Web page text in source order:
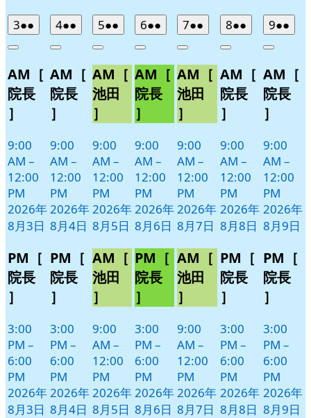
32026
年
月
3
日
●●
件
イ
ベ
Close
AM［
院長
］
9:00
AM –
12:00
PM
2026年
8月3日
PM［
院長
］
3:00
PM –
6:00
PM
2026年
8月3日
42026
年
月
4
日
●●
件
イ
ベ
Close
AM［
院長
］
9:00
AM –
12:00
PM
2026年
8月4日
PM［
院長
］
3:00
PM –
6:00
PM
2026年
8月4日
52026
年
月
5
日
●●
件
イ
ベ
ト)
Close
AM［
池田
］
9:00
AM –
12:00
PM
2026年
8月5日
AM［
池田
］
9:00
AM –
12:00
PM
2026年
8月5日
62026
年
月
6
日
●●
件
イ
ベ
ト)
Close
AM［
院長
］
9:00
AM –
12:00
PM
2026年
8月6日
PM［
院長
］
3:00
PM –
6:00
PM
2026年
8月6日
72026
年
月
7
日
●●
件
イ
ベ
ト)
Close
AM［
池田
］
9:00
AM –
12:00
PM
2026年
8月7日
AM［
池田
］
9:00
AM –
12:00
PM
2026年
8月7日
82026
年
月
8
日
●●
件
イ
ベ
Close
AM［
院長
］
9:00
AM –
12:00
PM
2026年
8月8日
PM［
院長
］
3:00
PM –
6:00
PM
2026年
8月8日
92026
年
月
9
日
●●
件
イ
ベ
Close
AM［
院長
］
9:00
AM –
12:00
PM
2026年
8月9日
PM［
院長
］
3:00
PM –
6:00
PM
2026年
8月9日